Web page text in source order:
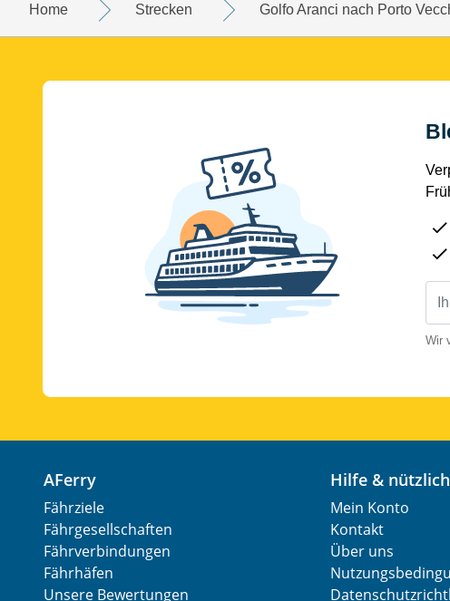
Home Strecken Golfo Aranci nach Porto
Wir
AFerry
Fährziele
Fährgesellschaften
Fährverbindungen
Fährhäfen
Unsere Bewertungen
Hilfe &
Mein Konto
Kontakt
Über uns